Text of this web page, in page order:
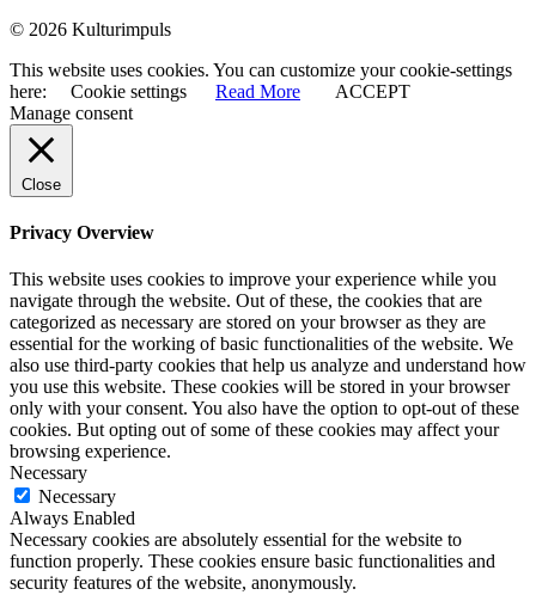
© 2026 Kulturimpuls
This website uses cookies. You can customize your cookie-settings
here:
Cookie settings Read More
ACCEPT
Manage consent
Close
Privacy Overview
This website uses cookies to improve your experience while you
navigate through the website. Out of these, the cookies that are
categorized as necessary are stored on your browser as they are
essential for the working of basic functionalities of the website. We
also use third-party cookies that help us analyze and understand how
you use this website. These cookies will be stored in your browser
only with your consent. You also have the option to opt-out of these
cookies. But opting out of some of these cookies may affect your
browsing experience.
Necessary
Necessary
Always Enabled
Necessary cookies are absolutely essential for the website to
function properly. These cookies ensure basic functionalities and
security features of the website, anonymously.